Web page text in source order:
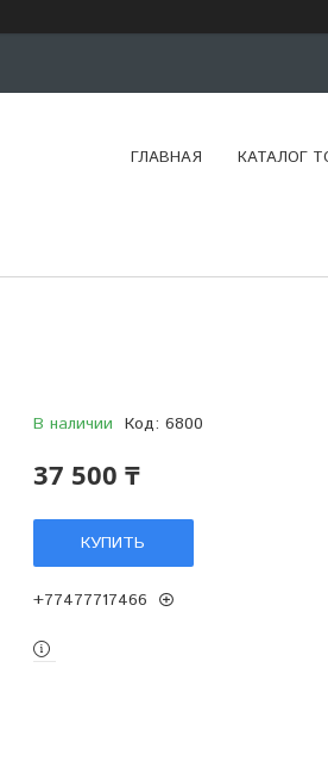
ГЛАВНАЯ КАТАЛОГ
В наличии Код: 6800
37 500 ₸
КУПИТЬ
+77477717466